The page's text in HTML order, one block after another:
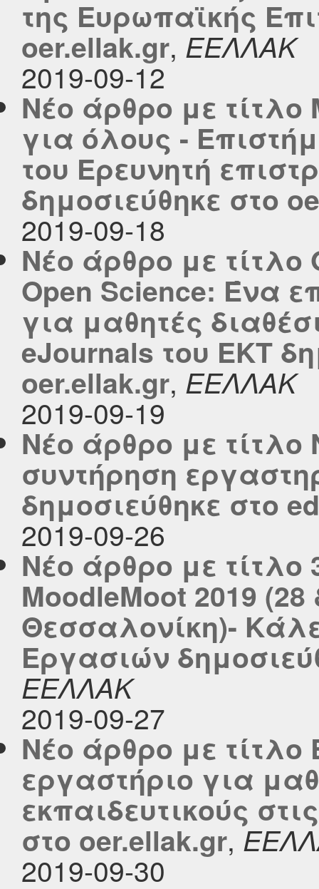
της Ευρωπαϊκής
oer.ellak.gr, ΕΕΛΛΑΚ
2019-09-12
Νέο άρθρο με
για όλους -
του Ερευνητή
δημοσιεύθηκε στο
2019-09-18
Νέο άρθρο με τίτλο
Open Science: Ένα
για μαθητές
eJournals του ΕΚΤ
oer.ellak.gr, ΕΕΛΛΑΚ
2019-09-19
Νέο άρθρο με τίτλο
συντήρηση
δημοσιεύθηκε στο
2019-09-26
Νέο άρθρο με τίτλο
MoodleMoot 2019
Θεσσαλονίκη)-
Εργασιών
ΕΕΛΛΑΚ
2019-09-27
Νέο άρθρο με τίτλο
εργαστήριο για
εκπαιδευτικούς
στο oer.ellak.gr,
2019-09-30